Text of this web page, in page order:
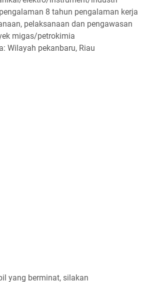
8 tahun pengalaman kerja
pelaksanaan dan pengawasan
migas/petrokimia
Wilayah pekanbaru, Riau
yang berminat, silakan